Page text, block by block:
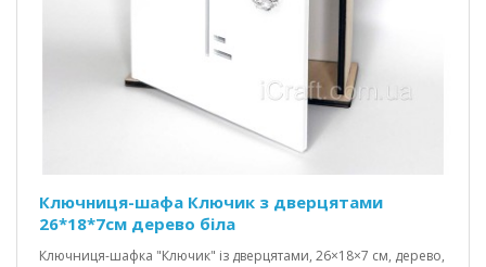
Ключниця-шафа Ключик з дверцятами
26*18*7см дерево біла
Ключниця-шафка "Ключик" із дверцятами, 26×18×7 см, дерево,